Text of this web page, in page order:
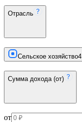
Отрасль
Сельское хозяйство4
Сумма дохода (от)
от